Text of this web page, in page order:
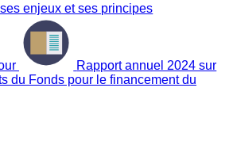
enjeux et ses principes
Rapport annuel 2024 sur
du Fonds pour le financement du